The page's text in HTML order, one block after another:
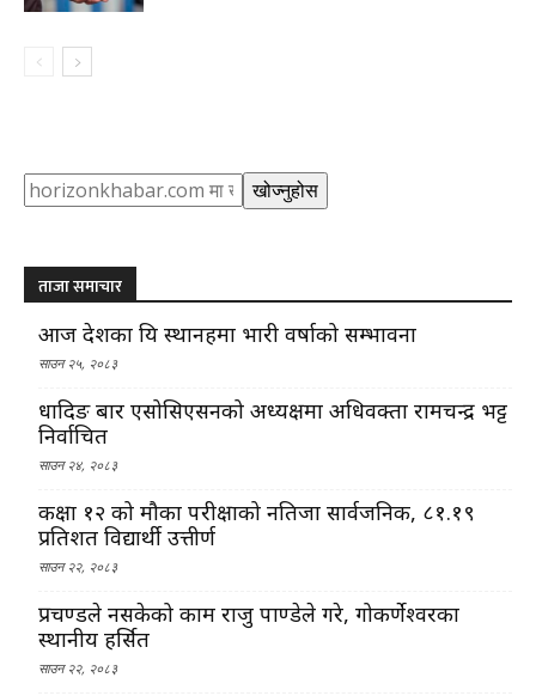
Search खोज्नुहोस
ताजा समाचार
आज देशका यि स्थानहरुमा भारी वर्षाको सम्भावना
साउन २५, २०८३
धादिङ बार एसोसिएसनको अध्यक्षमा अधिवक्ता रामचन्द्र भट्ट
निर्वाचित
साउन २४, २०८३
कक्षा १२ को मौका परीक्षाको नतिजा सार्वजनिक, ८१.१९
प्रतिशत विद्यार्थी उत्तीर्ण
साउन २२, २०८३
प्रचण्डले नसकेको काम राजु पाण्डेले गरे, गोकर्णेश्वरका
स्थानीय हर्सित
साउन २२, २०८३